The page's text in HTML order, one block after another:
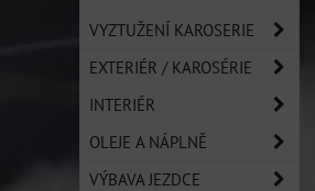
VYZTUŽENÍ KAROSERIE
EXTERIÉR / KAROSÉRIE
INTERIÉR
OLEJE A NÁPLNĚ
VÝBAVA JEZDCE